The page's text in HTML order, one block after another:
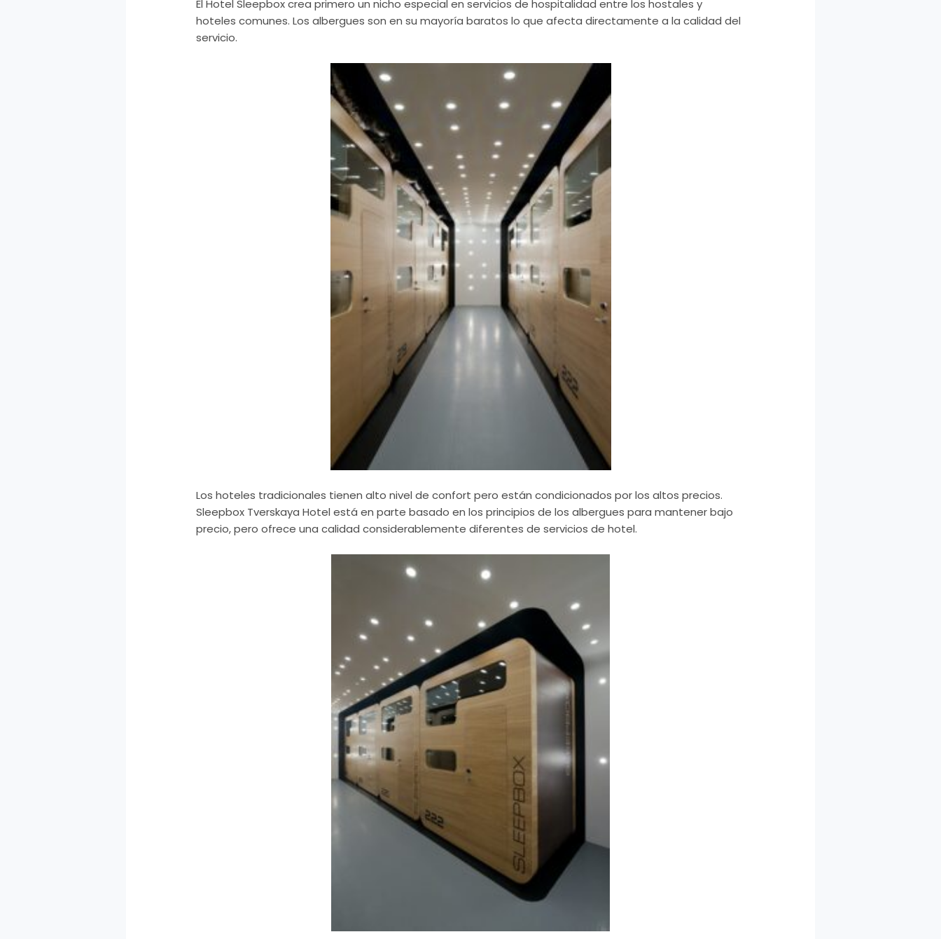
El Hotel Sleepbox crea primero un nicho especial en servicios de hospitalidad entre los hostales y
hoteles comunes. Los albergues son en su mayoría baratos lo que afecta directamente a la calidad del
servicio.
Los hoteles tradicionales tienen alto nivel de confort pero están condicionados por los altos precios.
Sleepbox Tverskaya Hotel está en parte basado en los principios de los albergues para mantener bajo
precio, pero ofrece una calidad considerablemente diferentes de servicios de hotel.